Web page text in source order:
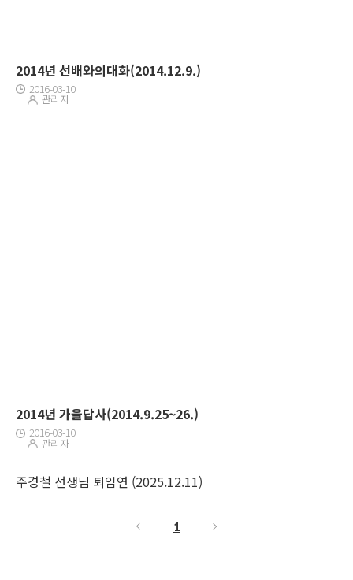
2014년 선배와의대화(2014.12.9.)
2016-03-10
관리자
2014년 가을답사(2014.9.25~26.)
2016-03-10
관리자
주경철 선생님 퇴임연 (2025.12.11)
1